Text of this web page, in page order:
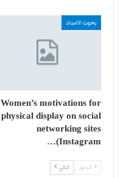
بحوث الاعداد
Women’s motivations for
physical display on social
networking sites
(Instagram…
السابق التالي